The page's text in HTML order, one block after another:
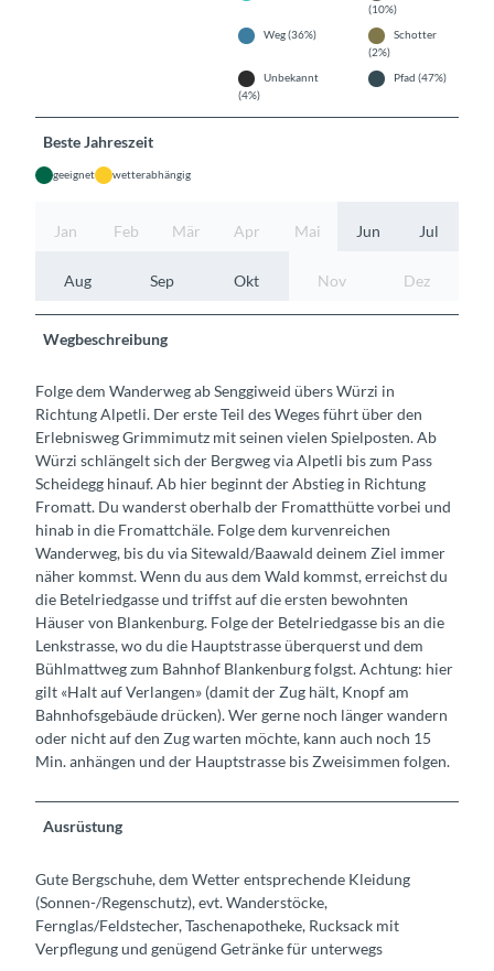
(10%)
Weg (36%)
Schotter
(2%)
Unbekannt
(4%)
Pfad (47%)
Beste Jahreszeit
geeignet wetterabhängig
Jan Feb Mär Apr Mai Jun Jul
Aug Sep Okt Nov Dez
Wegbeschreibung
Folge dem Wanderweg ab Senggiweid übers Würzi in
Richtung Alpetli. Der erste Teil des Weges führt über den
Erlebnisweg Grimmimutz mit seinen vielen Spielposten. Ab
Würzi schlängelt sich der Bergweg via Alpetli bis zum Pass
Scheidegg hinauf. Ab hier beginnt der Abstieg in Richtung
Fromatt. Du wanderst oberhalb der Fromatthütte vorbei und
hinab in die Fromattchäle. Folge dem kurvenreichen
Wanderweg, bis du via Sitewald/Baawald deinem Ziel immer
näher kommst. Wenn du aus dem Wald kommst, erreichst du
die Betelriedgasse und triffst auf die ersten bewohnten
Häuser von Blankenburg. Folge der Betelriedgasse bis an die
Lenkstrasse, wo du die Hauptstrasse überquerst und dem
Bühlmattweg zum Bahnhof Blankenburg folgst. Achtung: hier
gilt «Halt auf Verlangen» (damit der Zug hält, Knopf am
Bahnhofsgebäude drücken). Wer gerne noch länger wandern
oder nicht auf den Zug warten möchte, kann auch noch 15
Min. anhängen und der Hauptstrasse bis Zweisimmen folgen.
Ausrüstung
Gute Bergschuhe, dem Wetter entsprechende Kleidung
(Sonnen-/Regenschutz), evt. Wanderstöcke,
Fernglas/Feldstecher, Taschenapotheke, Rucksack mit
Verpflegung und genügend Getränke für unterwegs